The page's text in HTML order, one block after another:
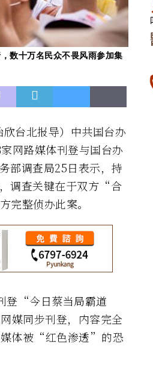
数十万名民众不畏风雨参加集
欣台北报导）中共国台办
网路媒体刊登与国台办
部调查局25日表示，持
调查关键在于双方“合
整侦办此案。
登“今日蔡当局霸道
同步刊登，内容完全
体被“红色渗透”的恐